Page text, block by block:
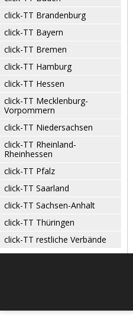
click-TT Brandenburg
click-TT Bayern
click-TT Bremen
click-TT Hamburg
click-TT Hessen
click-TT Mecklenburg-
Vorpommern
click-TT Niedersachsen
click-TT Rheinland-
Rheinhessen
click-TT Pfalz
click-TT Saarland
click-TT Sachsen-Anhalt
click-TT Thüringen
click-TT restliche Verbände